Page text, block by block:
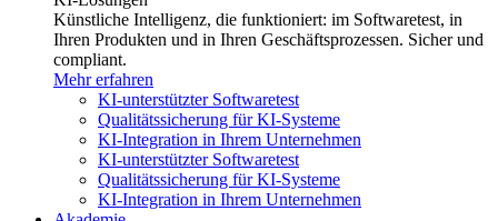
Künstliche Intelligenz, die funktioniert: im Softwaretest, in
Ihren Produkten und in Ihren Geschäftsprozessen. Sicher und
compliant.
Mehr erfahren
KI-unterstützter Softwaretest
Qualitätssicherung für KI-Systeme
KI-Integration in Ihrem Unternehmen
KI-unterstützter Softwaretest
Qualitätssicherung für KI-Systeme
KI-Integration in Ihrem Unternehmen